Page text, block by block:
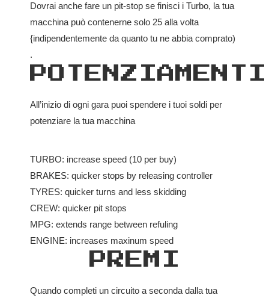
Dovrai anche fare un pit-stop se finisci i Turbo, la tua
macchina può contenerne solo 25 alla volta
{indipendentemente da quanto tu ne abbia comprato)
.
POTENZIAMENTI
All’inizio di ogni gara puoi spendere i tuoi soldi per
potenziare la tua macchina
TURBO: increase speed (10 per buy)
BRAKES: quicker stops by releasing controller
TYRES: quicker turns and less skidding
CREW: quicker pit stops
MPG: extends range between refuling
ENGINE: increases maxinum speed
PREMI
Quando completi un circuito a seconda dalla tua